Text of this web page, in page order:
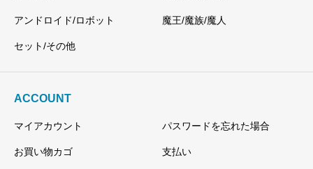
アンドロイド/ロボット 魔王/魔族/魔人
セット/その他
ACCOUNT
マイアカウント パスワードを忘れた場合
お買い物カゴ 支払い